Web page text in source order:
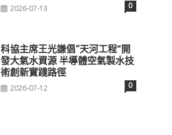
2026-07-13 0
科協主席王光謙倡“天河工程”開
發大氣水資源 半導體空氣製水技
術創新實踐路徑
2026-07-12 0